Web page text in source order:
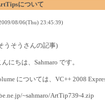
について
08/06(Thu) 23:45:39)
うそうさんの記事)
にちは、Sahmaro です。
については、VC++ 2008
~sahmaro/ArtTip739-4.zip